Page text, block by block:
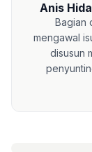
Anis
Bagian
mengawal
disusun